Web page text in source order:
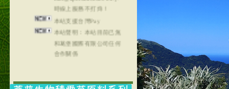
本站支援台灣Pay
本站聲明：本站目前已無
和葛堡國際有限公司任何
合作關係
本站支援支付宝
NT$320(RMB￥71.00)